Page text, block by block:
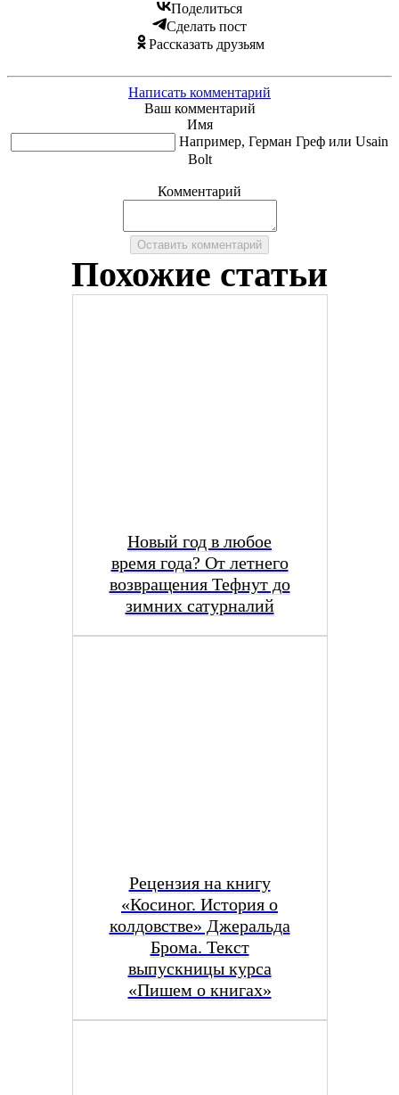
Поделиться
Сделать пост
Рассказать друзьям
Написать комментарий
Ваш комментарий
Имя
Например, Герман Греф или Usain
Bolt
Комментарий
Похожие статьи
Новый год в любое
время года? От летнего
возвращения Тефнут до
зимних сатурналий
Рецензия на книгу
«Косиног. История о
колдовстве» Джеральда
Брома. Текст
выпускницы курса
«Пишем о книгах»